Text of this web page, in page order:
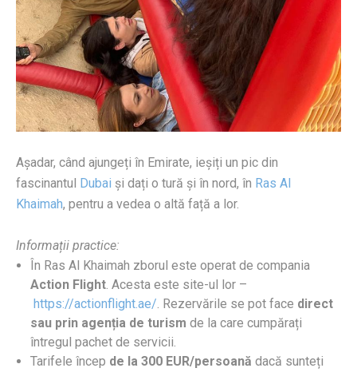
Așadar, când ajungeți în Emirate, ieșiți un pic din
fascinantul
Dubai și dați o tură și în nord, în Ras Al
Khaimah, pentru a vedea o altă față a lor.
Informații practice:
În Ras Al Khaimah zborul este operat de compania
Action Flight. Acesta este site-ul lor –
https://actionflight.ae/. Rezervările se pot face direct
sau prin agenția de turism de la care cumpărați
întregul pachet de servicii.
Tarifele încep de la 300 EUR/persoană dacă sunteți